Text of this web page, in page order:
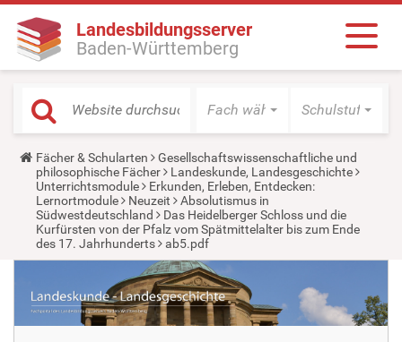
Landesbildungsserver
Baden-Württemberg
Fach wählen Schulstufe
Y
o
u
a
r
e
h
e
:
Fächer & Schularten
Gesellschaftswissenschaftliche und
philosophische Fächer
Landeskunde, Landesgeschichte
Unterrichtsmodule
Erkunden, Erleben, Entdecken:
Lernortmodule
Neuzeit
Absolutismus in
Südwestdeutschland
Das Heidelberger Schloss und die
Kurfürsten von der Pfalz vom Spätmittelalter bis zum Ende
des 17. Jahrhunderts
ab5.pdf